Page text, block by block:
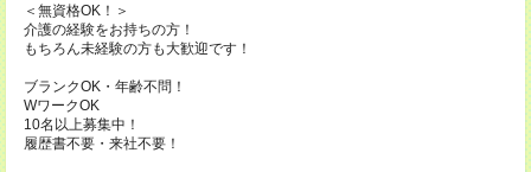
＜無資格OK！＞
介護の経験をお持ちの方！
もちろん未経験の方も大歓迎です！
ブランクOK・年齢不問！
WワークOK
10名以上募集中！
履歴書不要・来社不要！